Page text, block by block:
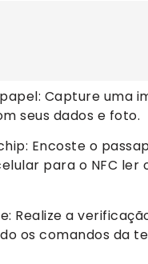
Capture uma
seus dados e foto.
Encoste o
para o NFC ler
Realize a
os comandos da